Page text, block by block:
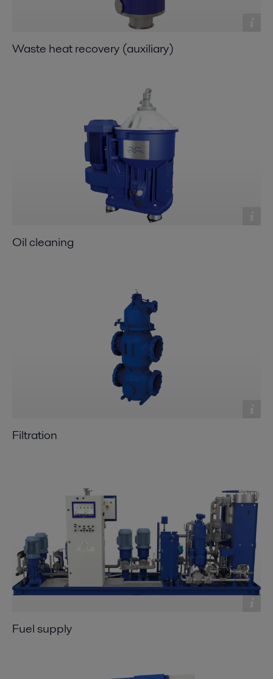
Waste heat recovery (auxiliary)
Oil cleaning
Filtration
Fuel supply